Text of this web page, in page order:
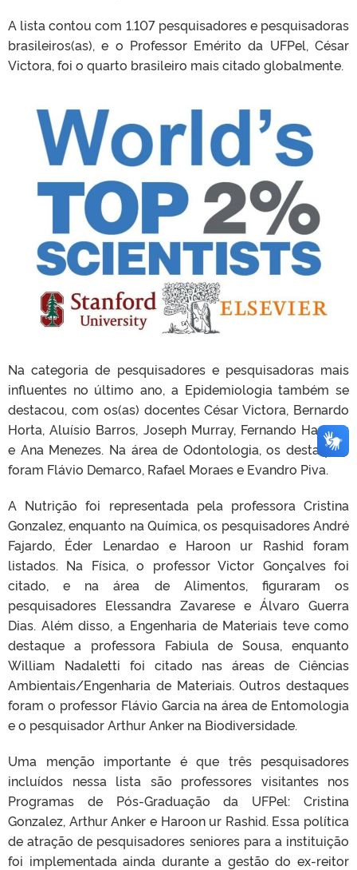
A lista contou com 1.107 pesquisadores e pesquisadoras
brasileiros(as), e o Professor Emérito da UFPel, César
Victora, foi o quarto brasileiro mais citado globalmente.
Na categoria de pesquisadores e pesquisadoras mais
influentes no último ano, a Epidemiologia também se
destacou, com os(as) docentes César Victora, Bernardo
Horta, Aluísio Barros, Joseph Murray, Fernando Hartwig
e Ana Menezes. Na área de Odontologia, os destaques
foram Flávio Demarco, Rafael Moraes e Evandro Piva.
A Nutrição foi representada pela professora Cristina
Gonzalez, enquanto na Química, os pesquisadores André
Fajardo, Éder Lenardao e Haroon ur Rashid foram
listados. Na Física, o professor Victor Gonçalves foi
citado, e na área de Alimentos, figuraram os
pesquisadores Elessandra Zavarese e Álvaro Guerra
Dias. Além disso, a Engenharia de Materiais teve como
destaque a professora Fabiula de Sousa, enquanto
William Nadaletti foi citado nas áreas de Ciências
Ambientais/Engenharia de Materiais. Outros destaques
foram o professor Flávio Garcia na área de Entomologia
e o pesquisador Arthur Anker na Biodiversidade.
Uma menção importante é que três pesquisadores
incluídos nessa lista são professores visitantes nos
Programas de Pós-Graduação da UFPel: Cristina
Gonzalez, Arthur Anker e Haroon ur Rashid. Essa política
de atração de pesquisadores seniores para a instituição
foi implementada ainda durante a gestão do ex-reitor